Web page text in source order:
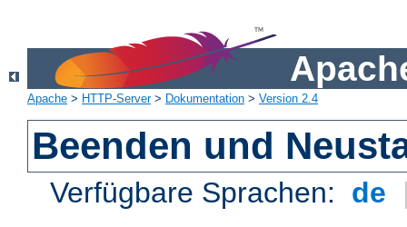
Apache > HTTP-Server> Dokumentation > Version 2.4
Beenden und
Verfügbare Sprachen: de